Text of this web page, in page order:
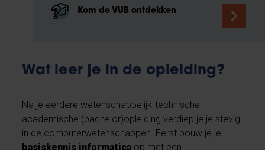
Kom de VUB ontdekken
Wat leer je in de opleiding?
Na je eerdere wetenschappelijk-technische
academische (bachelor)opleiding verdiep je je stevig
in de computerwetenschappen. Eerst bouw je je
basiskennis informatica op met een